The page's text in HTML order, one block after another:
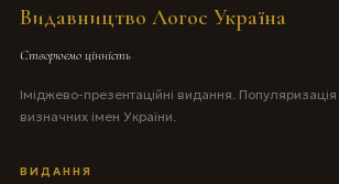
Видавництво Логос Україна
Створюємо цінність
Іміджево-презентаційні видання. Популяризація
визначних імен України.
ВИДАННЯ